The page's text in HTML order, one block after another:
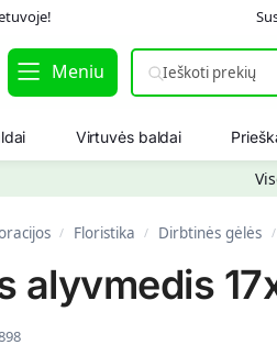
Meniu
Virtuvės baldai
/ Floristika / Dirbtinės gėlės /
alyvmedis